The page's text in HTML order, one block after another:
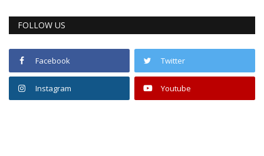
FOLLOW US
Facebook Twitter
Instagram Youtube